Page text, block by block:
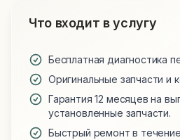
Что входит в услугу
Бесплатная диагностика
Оригинальные запчасти и
Гарантия 12 месяцев на
установленные запчасти.
Быстрый ремонт в